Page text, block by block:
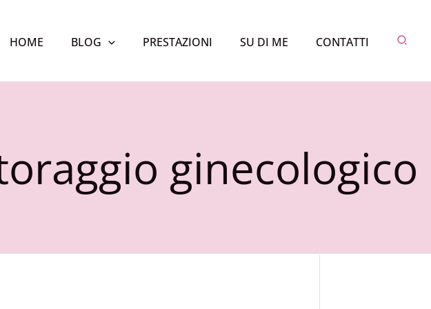
HOME BLOG PRESTAZIONI SU DI ME CONTATTI Cerca
ginecologico